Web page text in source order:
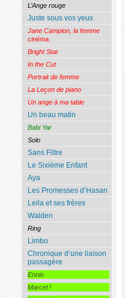
L’Ange rouge
Juste sous vos yeux
Jane Campion, la femme
cinéma.
Bright Star
In the Cut
Portrait de femme
La Leçon de piano
Un ange à ma table
Un beau matin
Babi Yar
Solo
Sans Filtre
Le Sixième Enfant
Aya
Les Promesses d’Hasan
Leila et ses frères
Walden
Ring
Limbo
Chronique d’une liaison
passagère
Ennio
Marcel !